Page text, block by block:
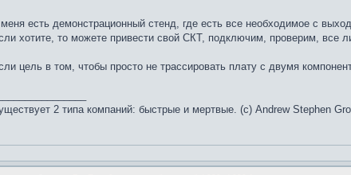
есть демонстрационный стенд, где есть все необходимое с
хотите, то можете привести свой СКТ, подключим, проверим, все
цель в том, чтобы просто не трассировать плату с двумя
2 типа компаний: быстрые и мертвые. (с) Andrew Stephen